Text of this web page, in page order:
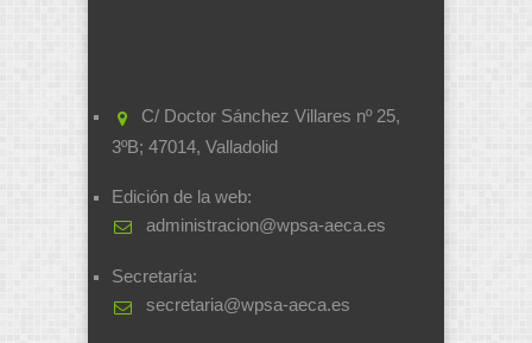
C/ Doctor Sánchez Villares nº 25,
3ºB; 47014, Valladolid
Edición de la web:
administracion@wpsa-aeca.es
Secretaría:
secretaria@wpsa-aeca.es